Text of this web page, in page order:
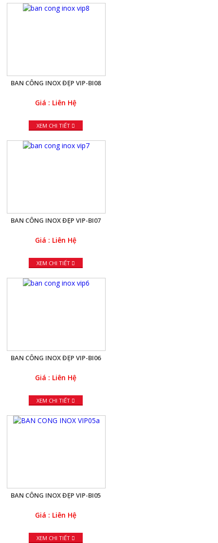
BAN CÔNG INOX ĐẸP VIP-BI08
Giá : Liên Hệ
XEM CHI TIẾT
BAN CÔNG INOX ĐẸP VIP-BI07
Giá : Liên Hệ
XEM CHI TIẾT
BAN CÔNG INOX ĐẸP VIP-BI06
Giá : Liên Hệ
XEM CHI TIẾT
BAN CÔNG INOX ĐẸP VIP-BI05
Giá : Liên Hệ
XEM CHI TIẾT